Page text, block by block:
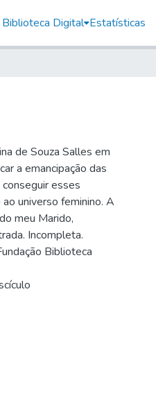
Biblioteca Digital Estatísticas
de Souza Salles em
a emancipação das
esses
universo feminino. A
meu Marido,
Incompleta.
Biblioteca